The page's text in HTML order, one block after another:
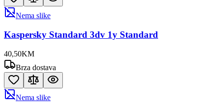
Nema slike
Kaspersky Standard 3dv 1y Standard
40,50KM
Brza dostava
Nema slike